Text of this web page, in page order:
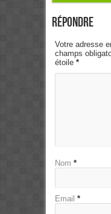
Répondre
Votre adresse
champs
étoile *
Nom *
Email *